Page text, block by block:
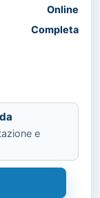
Online
Completa
e